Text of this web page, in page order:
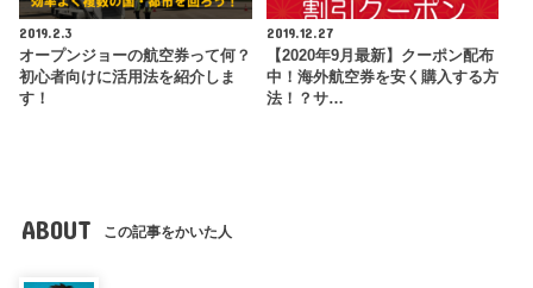
2019.2.3
オープンジョーの航空券って何？
初心者向けに活用法を紹介しま
す！
2019.12.27
【2020年9月最新】クーポン配布
中！海外航空券を安く購入する方
法！？サ…
ABOUT この記事をかいた人